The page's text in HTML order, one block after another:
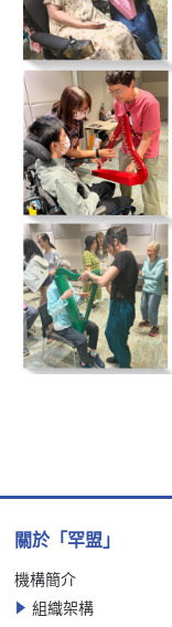
關於「罕盟」
機構簡介
組織架構